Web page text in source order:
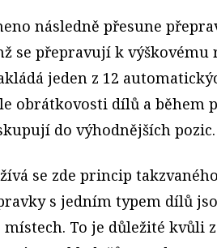
následně přesune
se přepravují k
jeden z 12
obrátkovosti dílů a během
do výhodnějších pozic.
se zde princip
s jedním typem dílů
místech. To je důležité kvůli